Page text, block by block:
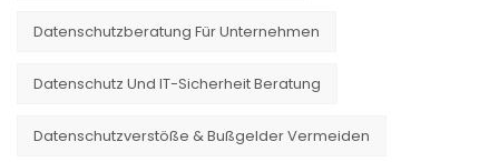
Datenschutzberatung Für Unternehmen
Datenschutz Und IT-Sicherheit Beratung
Datenschutzverstöße & Bußgelder Vermeiden